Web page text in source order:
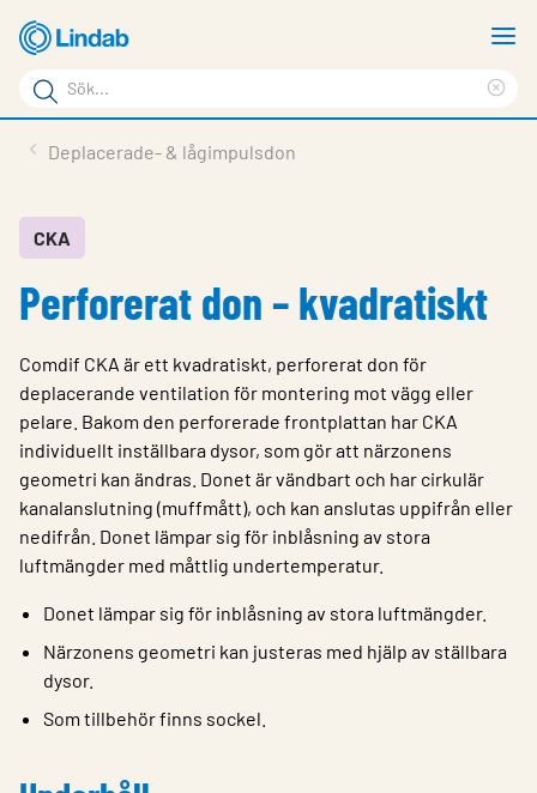
Hoppa
till
huvudinnehållet
Sökord
Sök
på
Service & Support
Hållbarhet
Kontakt
Logga in
Choose languge
Deplacerade- & lågimpulsdon
CKA
Perforerat don – kvadratiskt
Comdif CKA är ett kvadratiskt, perforerat don för
deplacerande ventilation för montering mot vägg eller
pelare. Bakom den perforerade frontplattan har CKA
individuellt inställbara dysor, som gör att närzonens
geometri kan ändras. Donet är vändbart och har cirkulär
kanalanslutning (muffmått), och kan anslutas uppifrån eller
nedifrån. Donet lämpar sig för inblåsning av stora
luftmängder med måttlig undertemperatur.
Donet lämpar sig för inblåsning av stora luftmängder.
Närzonens geometri kan justeras med hjälp av ställbara
dysor.
Som tillbehör finns sockel.